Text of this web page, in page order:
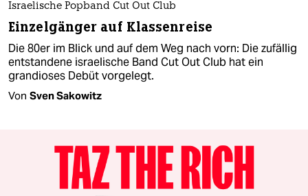
Israelische Popband Cut Out Club
Einzelgänger auf Klassenreise
Die 80er im Blick und auf dem Weg nach vorn: Die zufällig
entstandene israelische Band Cut Out Club hat ein
grandioses Debüt vorgelegt.
Von Sven Sakowitz